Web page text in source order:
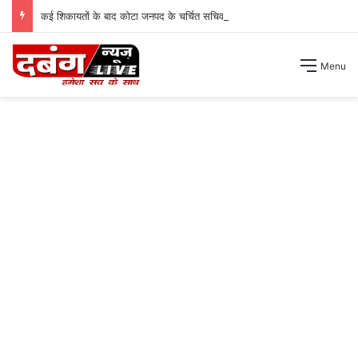
कई शिकायतों के बाद कोटा जनपद के चर्चित सचिव पंचायत से हटाए गए ।
Menu